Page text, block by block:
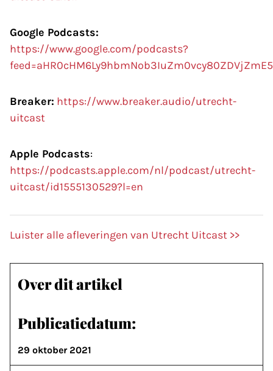
Google Podcasts:
https://www.google.com/podcasts?
Breaker: https://www.breaker.audio/utrecht-
uitcast
Apple Podcasts:
https://podcasts.apple.com/nl/podcast/utrecht-
uitcast/id1555130529?l=en
Luister alle afleveringen van Utrecht Uitcast >>
Over dit artikel
Publicatiedatum:
29 oktober 2021